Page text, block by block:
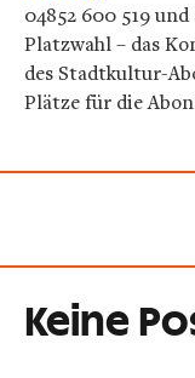
04852 600 519
Platzwahl – das
des Stadtkultur-
Plätze für die
Keine